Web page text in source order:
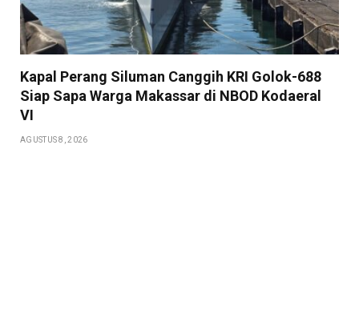
Kapal Perang Siluman Canggih KRI Golok-688
Siap Sapa Warga Makassar di NBOD Kodaeral
VI
AGUSTUS 8, 2026